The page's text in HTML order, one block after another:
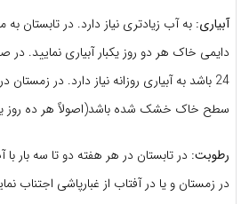
آبیاری: به آب زیادتری نیاز دارد. در تابستان
دایمی خاک هر دو روز یکبار آبیاری نمایید. در
24 باشد به آبیاری روزانه نیاز دارد. در
سطح خاک خشک شده باشد(اصولاً هر ده روز
رطوبت: در تابستان در هر هفته دو تا سه بار
در زمستان و یا در آفتاب از غبارپاشی اجتناب